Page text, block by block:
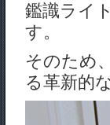
鑑識ライ
す。
そのため
る革新的